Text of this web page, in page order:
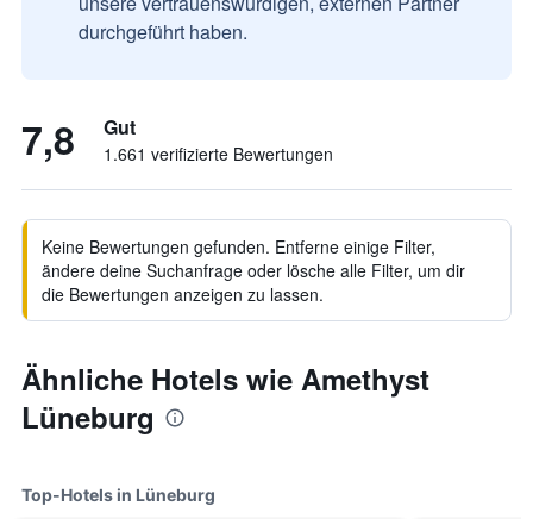
durchgeführt haben.
7,8 Gut
1.661 verifizierte Bewertungen
Keine Bewertungen gefunden. Entferne einige Filter,
ändere deine Suchanfrage oder lösche alle Filter, um dir
die Bewertungen anzeigen zu lassen.
Ähnliche Hotels wie Amethyst
Lüneburg
Top-Hotels in Lüneburg